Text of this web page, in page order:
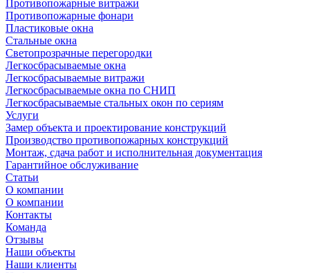
Противопожарные витражи
Противопожарные фонари
Пластиковые окна
Стальные окна
Светопрозрачные перегородки
Легкосбрасываемые окна
Легкосбрасываемые витражи
Легкосбрасываемые окна по СНИП
Легкосбрасываемые стальных окон по сериям
Услуги
Замер объекта и проектирование конструкций
Производство противопожарных конструкций
Монтаж, сдача работ и исполнительная документация
Гарантийное обслуживание
Статьи
О компании
О компании
Контакты
Команда
Отзывы
Наши объекты
Наши клиенты